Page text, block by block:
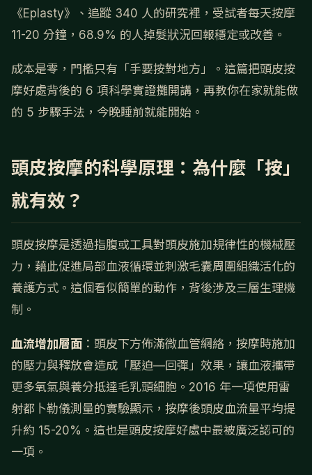
《Eplasty》、追蹤 340 人的研究裡，受試者每天按摩
11-20 分鐘，68.9% 的人掉髮狀況回報穩定或改善。
成本是零，門檻只有「手要按對地方」。這篇把頭皮按
摩好處背後的 6 項科學實證攤開講，再教你在家就能做
的 5 步驟手法，今晚睡前就能開始。
頭皮按摩的科學原理：為什麼「按」
就有效？
頭皮按摩是透過指腹或工具對頭皮施加規律性的機械壓
力，藉此促進局部血液循環並刺激毛囊周圍組織活化的
養護方式。這個看似簡單的動作，背後涉及三層生理機
制。
血流增加層面 ：頭皮下方佈滿微血管網絡，按摩時施加
的壓力與釋放會造成「壓迫—回彈」效果，讓血液攜帶
更多氧氣與養分抵達毛乳頭細胞。2016 年一項使用雷
射都卜勒儀測量的實驗顯示，按摩後頭皮血流量平均提
升約 15-20%。這也是頭皮按摩好處中最被廣泛認可的
一項。